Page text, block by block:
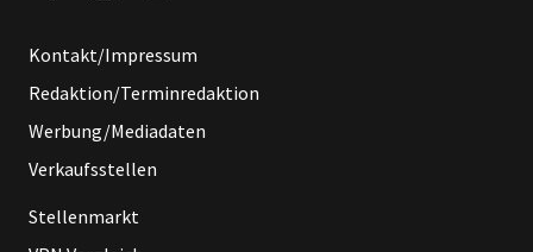
Kontakt/Impressum
Redaktion/Terminredaktion
Werbung/Mediadaten
Verkaufsstellen
Stellenmarkt